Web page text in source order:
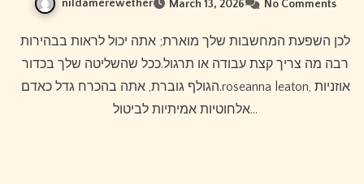
nildamerewether March 13, 2026 No Comments
לכן השפעת המחשבות שלך מוארת; אתה יכול לראות בבהירות
רבה מה צריך קצת עבודה או תרגול.ככל שהשליטה שלך בכדור
הגולף גוברת, אתה בהכרח גדל כאדם.roseanna leaton, אוזניות
אלחוטיות אמיתיות לביטול…